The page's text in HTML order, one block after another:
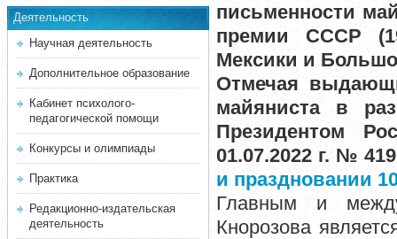
Деятельность
Научная деятельность
Дополнительное образование
Кабинет психолого-
педагогической помощи
Конкурсы и олимпиады
Практика
Редакционно-издательская
деятельность
письменности
премии СССР
Мексики и
Отмечая
майяниста в
Президентом
01.07.2022 г. №
и праздновании
Главным и
Кнорозова